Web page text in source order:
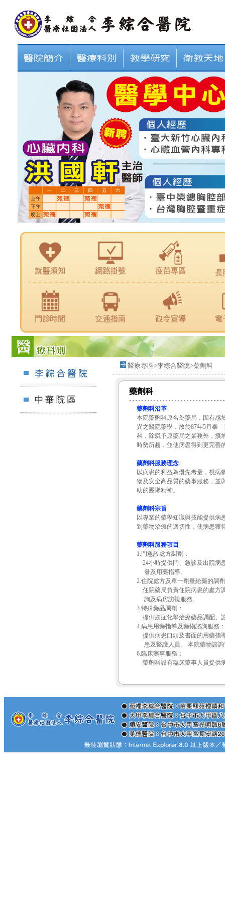
醫療專區>李綜合醫院>藥劑科
藥劑科
藥劑科沿革
本院藥劑科原名為藥局，因有感
異之醫院藥學，故於87年5月奉
科，除賦予原藥局之業務外，擴
時勢所趨，並使病患得到更完善
藥劑科服務理念
以病患的利益為優先考量，視病
物及安全高品質的藥事服務，並
助的團隊精神。
藥劑科宗旨
以專業的藥學知識與技能提供病
到藥物治療的適切性，使病患獲
藥劑科服務項目
1.門急診處方調劑：
24小時提供門、急診及出院病
發及用藥指導。
2.住院處方及單一劑量給藥的調
住院藥局負責住院病患的處方
詢及病房訪視服務。
3.特殊藥品調劑：
提供癌症化學治療藥品調配、
4.病患用藥指導及藥物諮詢服務：
提供病患口頭及書面的用藥指
患及醫護人員。 本院藥物諮詢
6.臨床藥事服務：
藥劑科設有臨床藥事人員提供